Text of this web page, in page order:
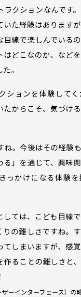
ラクションなんです
いた経験はあります
目線で楽しんでいる
はどこなのか、など
。
ションを体験してく
たからこそ、気づけ
。今後はその経験も
る」を通じて、興味
っかけになる体験
ては、こども目線
りの難しさですね。
しまいますが、感
作ることの難しさと
ーインターフェース）の